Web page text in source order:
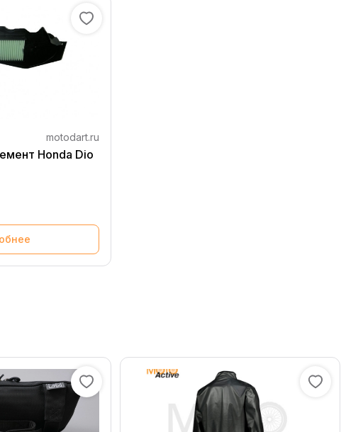
motodart.ru
Honda Dio